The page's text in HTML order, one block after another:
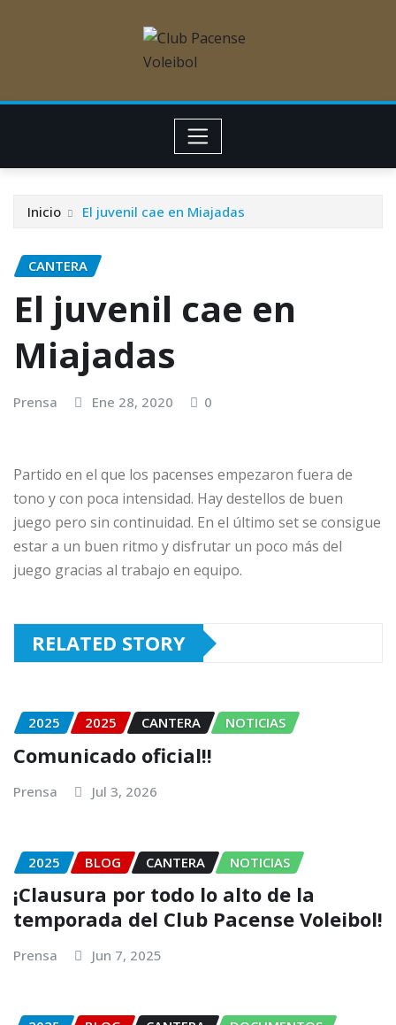
Inicio El juvenil cae en Miajadas
CANTERA
El juvenil cae en
Miajadas
Prensa Ene 28, 2020 0
Partido en el que los pacenses empezaron fuera de
tono y con poca intensidad. Hay destellos de buen
juego pero sin continuidad. En el último set se consigue
estar a un buen ritmo y disfrutar un poco más del
juego gracias al trabajo en equipo.
RELATED STORY
2025 2025 CANTERA NOTICIAS
Comunicado oficial!!
Prensa Jul 3, 2026
2025 BLOG CANTERA NOTICIAS
¡Clausura por todo lo alto de la
temporada del Club Pacense Voleibol!
Prensa Jun 7, 2025